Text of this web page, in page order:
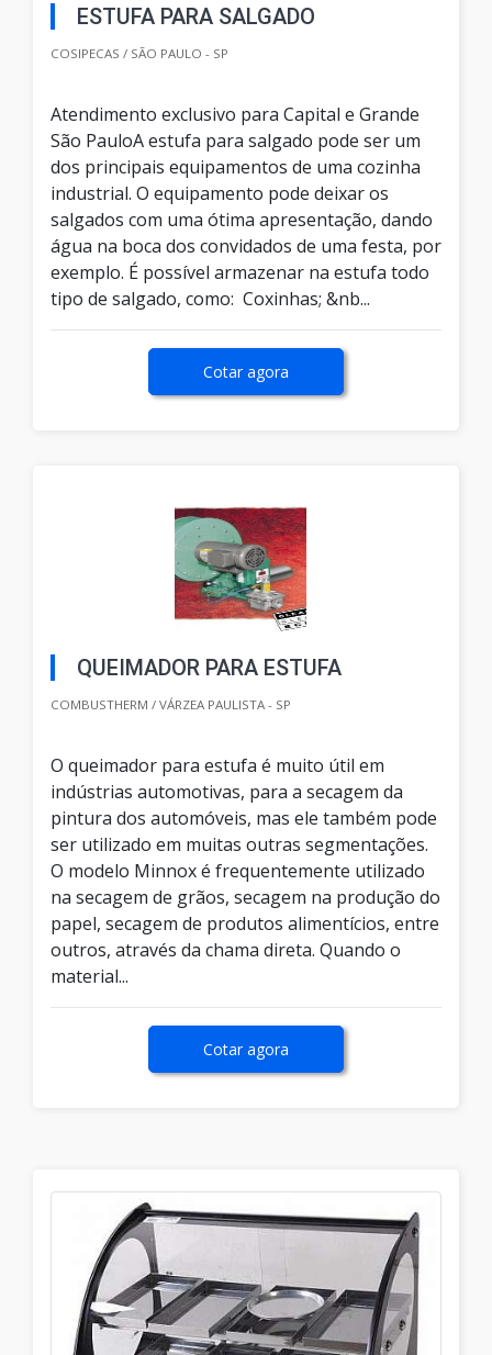
ESTUFA PARA SALGADO
COSIPECAS / SÃO PAULO - SP
Atendimento exclusivo para Capital e Grande
São PauloA estufa para salgado pode ser um
dos principais equipamentos de uma cozinha
industrial. O equipamento pode deixar os
salgados com uma ótima apresentação, dando
água na boca dos convidados de uma festa, por
exemplo. É possível armazenar na estufa todo
tipo de salgado, como: Coxinhas; &nb...
Cotar agora
QUEIMADOR PARA ESTUFA
COMBUSTHERM / VÁRZEA PAULISTA - SP
O queimador para estufa é muito útil em
indústrias automotivas, para a secagem da
pintura dos automóveis, mas ele também pode
ser utilizado em muitas outras segmentações.
O modelo Minnox é frequentemente utilizado
na secagem de grãos, secagem na produção do
papel, secagem de produtos alimentícios, entre
outros, através da chama direta. Quando o
material...
Cotar agora